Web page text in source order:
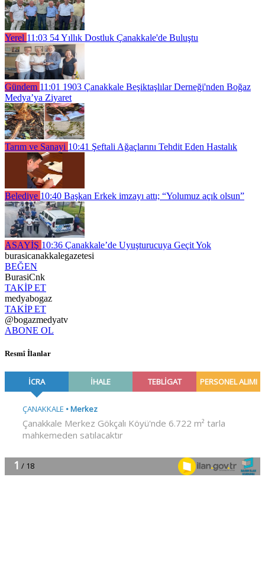
Yerel 11:03 54 Yıllık Dostluk Çanakkale'de Buluştu
Gündem 11:01 1903 Çanakkale Beşiktaşlılar Derneği'nden Boğaz
Medya’ya Ziyaret
Tarım ve Sanayi 10:41 Şeftali Ağaçlarını Tehdit Eden Hastalık
Belediye 10:40 Başkan Erkek imzayı attı; “Yolumuz açık olsun”
ASAYİŞ 10:36 Çanakkale’de Uyuşturucuya Geçit Yok
burasicanakkalegazetesi
BEĞEN
BurasiCnk
TAKİP ET
medyabogaz
TAKİP ET
@bogazmedyatv
ABONE OL
Resmî İlanlar